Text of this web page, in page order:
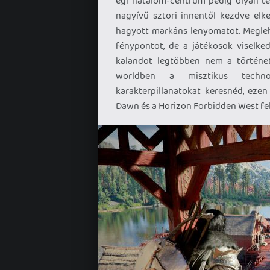
nagyívű sztori innentől kezdve
hagyott markáns lenyomatot.
fénypontot, de a játékosok
kalandot legtöbben nem a
worldben a misztikus
karakterpillanatokat keresnéd,
Dawn és a Horizon Forbidden West